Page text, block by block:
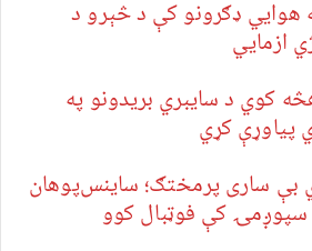
هوايي ډګرونو کې د څېرو د
ازمايي
کوي د سایبري بریدونو په
پیاوړې کړي
بې ساری پرمختګ؛ ساینس‌پوهان